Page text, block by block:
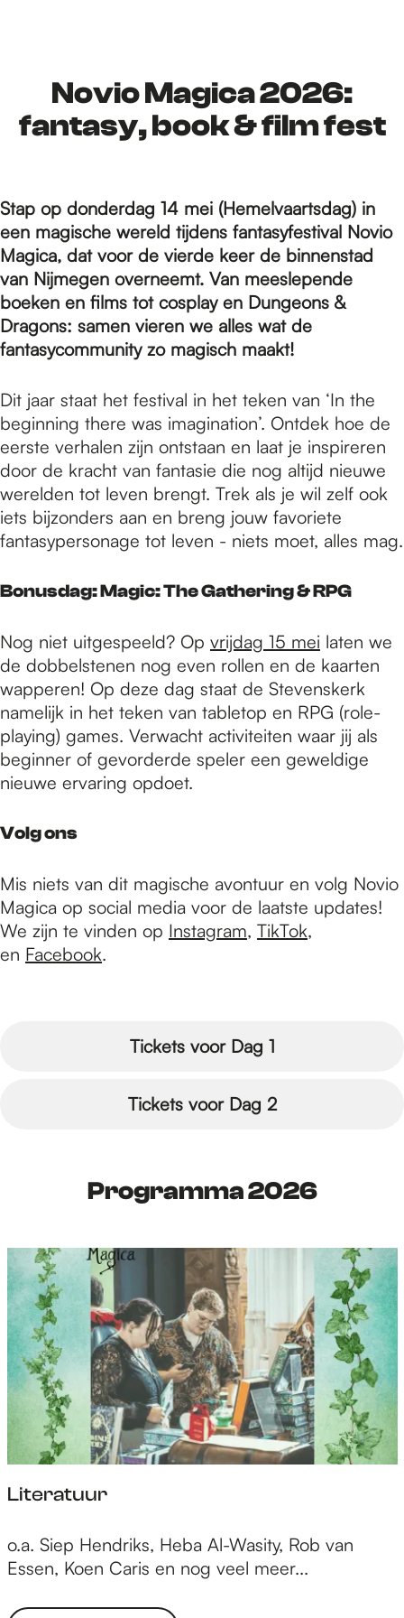
d
h
o
m
e
p
a
g
e
Novio Magica 2026:
fantasy, book & film fest
Stap op donderdag 14 mei (Hemelvaartsdag) in
een magische wereld tijdens fantasyfestival Novio
Magica, dat voor de vierde keer de binnenstad
van Nijmegen overneemt. Van meeslepende
boeken en films tot cosplay en Dungeons &
Dragons: samen vieren we alles wat de
fantasycommunity zo magisch maakt!
Dit jaar staat het festival in het teken van ‘In the
beginning there was imagination’. Ontdek hoe de
eerste verhalen zijn ontstaan en laat je inspireren
door de kracht van fantasie die nog altijd nieuwe
werelden tot leven brengt. Trek als je wil zelf ook
iets bijzonders aan en breng jouw favoriete
fantasypersonage tot leven - niets moet, alles mag.
Bonusdag: Magic: The Gathering & RPG
Nog niet uitgespeeld? Op vrijdag 15 mei laten we
de dobbelstenen nog even rollen en de kaarten
wapperen! Op deze dag staat de Stevenskerk
namelijk in het teken van tabletop en RPG (role-
playing) games. Verwacht activiteiten waar jij als
beginner of gevorderde speler een geweldige
nieuwe ervaring opdoet.
Volg ons
Mis niets van dit magische avontuur en volg Novio
Magica op social media voor de laatste updates!
We zijn te vinden op Instagram, TikTok,
en Facebook.
Tickets voor Dag 1
Tickets voor Dag 2
Programma 2026
Literatuur
L
i
o.a. Siep Hendriks, Heba Al-Wasity, Rob van
Essen, Koen Caris en nog veel meer...